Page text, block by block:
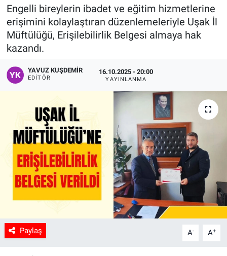
Engelli bireylerin ibadet ve eğitim hizmetlerine
erişimini kolaylaştıran düzenlemeleriyle Uşak İl
Müftülüğü, Erişilebilirlik Belgesi almaya hak
kazandı.
YAVUZ KUŞDEMIR
EDITÖR
16.10.2025 - 20:00
YAYINLANMA
Paylaş A- A+
Manşet
Resmi İlanlar
Spor
Uşak Haberleri